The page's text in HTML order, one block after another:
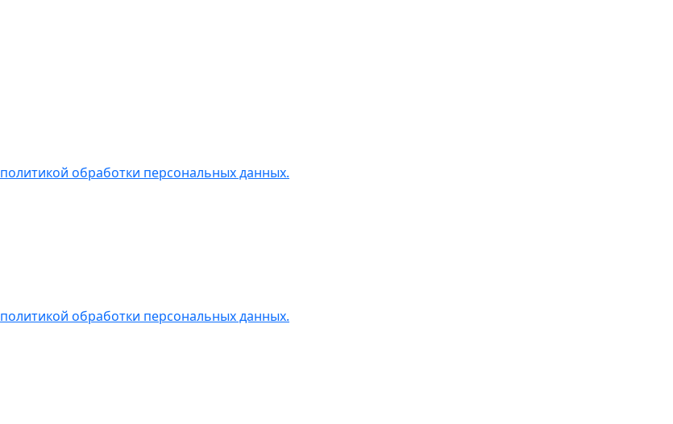
политикой обработки персональных данных.
политикой обработки персональных данных.